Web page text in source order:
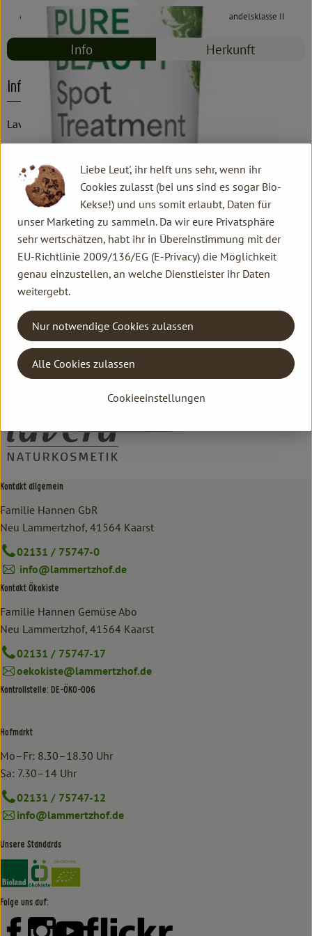
#8730 6,79 € / 15 ml 452,67 € / l 19% MwSt Handelsklasse II
Info Herkunft
Info
Lavera Faces, vorher Anti-Pickel Gel Minze
Produktinformationen
Produktdatenblatt
Herkunft
Hersteller: lavera
DV
Kontakt allgemein
Familie Hannen GbR
Neu Lammertzhof, 41564 Kaarst
02131 / 75747-0
info@lammertzhof.de
Kontakt Ökokiste
Familie Hannen Gemüse Abo
Neu Lammertzhof, 41564 Kaarst
02131 / 75747-17
oekokiste@lammertzhof.de
Kontrollstelle: DE-ÖKO-006
Hofmarkt
Mo–Fr: 8.30–18.30 Uhr
Sa: 7.30–14 Uhr
02131 / 75747-12
info@lammertzhof.de
Unsere Standards
Externer Link zu https://www.bioland.de/verbraucher
Externer Link zu https://www.oekokiste.de/
Folge uns auf:
Externer Link zu https://www.facebook.com/lammertzhof/
Externer Link zu https://www.instagram.com/
Externer Link zu https://www.youtube.com/
Externer Link zu https://
Liebe Leut', ihr helft uns sehr, wenn ihr
Cookies zulasst (bei uns sind es sogar Bio-
Kekse!) und uns somit erlaubt, Daten für
unser Marketing zu sammeln. Da wir eure Privatsphäre
sehr wertschätzen, habt ihr in Übereinstimmung mit der
EU-Richtlinie 2009/136/EG (E-Privacy) die Möglichkeit
genau einzustellen, an welche Dienstleister ihr Daten
weitergebt.
Cookieeinstellungen
Nur notwendige Cookies zulassen
Alle Cookies zulassen